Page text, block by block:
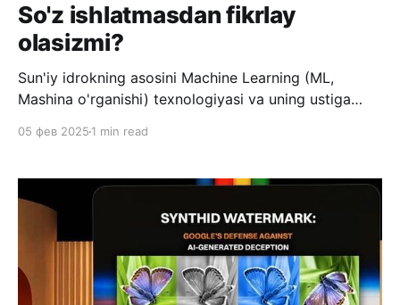
​​So'z ishlatmasdan fikrlay
olasizmi?
Sun'iy idrokning asosini Machine Learning (ML,
Mashina o'rganishi) texnologiyasi va uning ustiga
ML texnologiyasi 2000 yildan 2020 yilgacha sekin
boshqa obyektlar ichidan o'xshashlarini topish, rasm
va videolarda odamlarni tanib olish kabi vazifalar
05 фев 2025 1 min read